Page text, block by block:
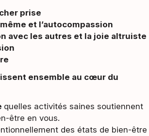
prise
et l’autocompassion
avec les autres et la joie altruiste
ensemble au cœur du
quelles activités saines soutiennent
être en vous.
des états de bien-être